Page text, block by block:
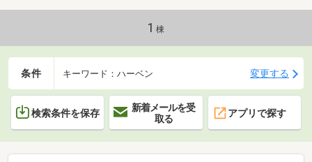
1 棟
条件 キーワード：ハーベン 変更する
検索条件を保存
新着メールを受
取る
アプリで探す